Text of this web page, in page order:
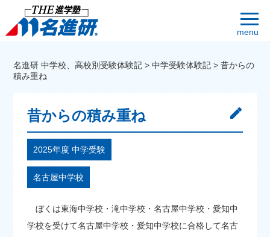
menu
名進研 中学校、高校別受験体験記 >中学受験体験記 >昔からの
積み重ね
昔からの積み重ね
2025年度 中学受験
名古屋中学校
ぼくは東海中学校・滝中学校・名古屋中学校・愛知中
学校を受けて名古屋中学校・愛知中学校に合格して名古